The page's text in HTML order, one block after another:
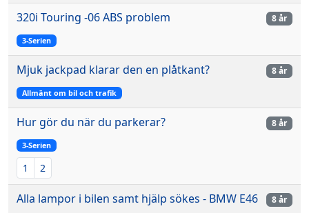
320i Touring -06 ABS problem
3-Serien
8 år
Mjuk jackpad klarar den en plåtkant?
Allmänt om bil och trafik
8 år
Hur gör du när du parkerar?
3-Serien
1 2
8 år
Alla lampor i bilen samt hjälp sökes - BMW E46 8 år